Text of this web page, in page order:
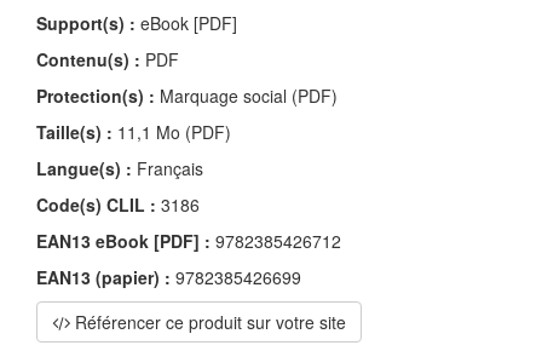
Support(s) : eBook [PDF]
Contenu(s) : PDF
Protection(s) : Marquage social (PDF)
Taille(s) : 11,1 Mo (PDF)
Langue(s) : Français
Code(s) CLIL : 3186
EAN13 eBook [PDF] : 9782385426712
EAN13 (papier) : 9782385426699
Référencer ce produit sur votre site